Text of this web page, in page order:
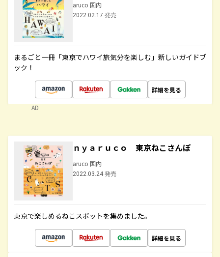
aruco 国内
2022.02.17 発売
まるごと一冊「東京でハワイ旅気分を楽しむ」新しいガイドブ
ック！
詳細を見る
AD
ｎｙａｒｕｃｏ 東京ねこさんぽ
aruco 国内
2022.03.24 発売
東京で楽しめるねこスポットを集めました。
詳細を見る